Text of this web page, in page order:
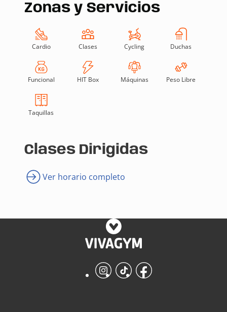
Zonas y Servicios
Cardio Clases Cycling Duchas
Funcional HIT Box Máquinas Peso Libre
Taquillas
Clases Dirigidas
Ver horario completo
Instagram
TikTokFacebook